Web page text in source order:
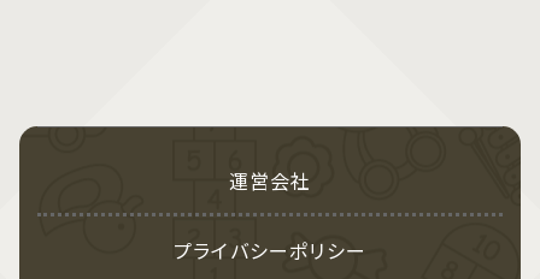
運営会社
プライバシーポリシー